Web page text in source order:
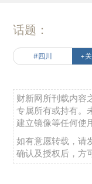
话题：
#四川 +
财新网所刊载内容
专属所有或持有。
建立镜像等任何使
如有意愿转载，请
确认及授权后，方